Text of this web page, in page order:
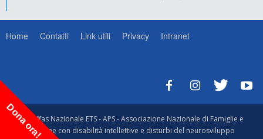
Home Contatti Link utili Privacy Intranet
© Anffas Nazionale ETS - APS - Associazione Nazionale di Famiglie e
Persone con disabilità intellettive e disturbi del neurosviluppo
Dona ora!